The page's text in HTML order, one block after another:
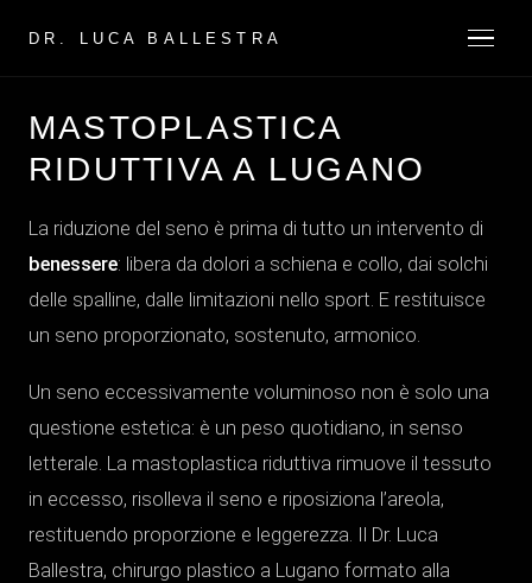
DR. LUCA BALLESTRA
MASTOPLASTICA
RIDUTTIVA A LUGANO
La riduzione del seno è prima di tutto un intervento di
benessere: libera da dolori a schiena e collo, dai solchi
delle spalline, dalle limitazioni nello sport. E restituisce
un seno proporzionato, sostenuto, armonico.
Un seno eccessivamente voluminoso non è solo una
questione estetica: è un peso quotidiano, in senso
letterale. La mastoplastica riduttiva rimuove il tessuto
in eccesso, risolleva il seno e riposiziona l’areola,
restituendo proporzione e leggerezza. Il Dr. Luca
Ballestra, chirurgo plastico a Lugano formato alla